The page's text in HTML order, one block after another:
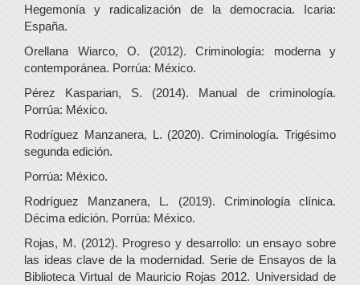
Hegemonía y radicalización de la democracia. Icaria:
España.
Orellana Wiarco, O. (2012). Criminología: moderna y
contemporánea. Porrúa: México.
Pérez Kasparian, S. (2014). Manual de criminología.
Porrúa: México.
Rodríguez Manzanera, L. (2020). Criminología. Trigésimo
segunda edición.
Porrúa: México.
Rodríguez Manzanera, L. (2019). Criminología clínica.
Décima edición. Porrúa: México.
Rojas, M. (2012). Progreso y desarrollo: un ensayo sobre
las ideas clave de la modernidad. Serie de Ensayos de la
Biblioteca Virtual de Mauricio Rojas 2012. Universidad de